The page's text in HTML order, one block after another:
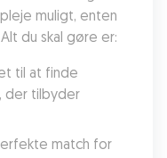
muligt, enten
du skal gøre er:
til at finde
der tilbyder
match for